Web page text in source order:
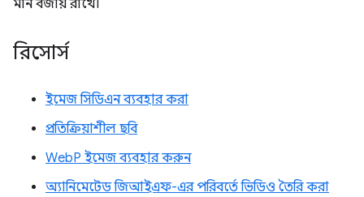
মান বজায় রাখে।
রিসোর্স
ইমেজ সিডিএন ব্যবহার করা
প্রতিক্রিয়াশীল ছবি
WebP ইমেজ ব্যবহার করুন
অ্যানিমেটেড জিআইএফ-এর পরিবর্তে ভিডিও তৈরি করা